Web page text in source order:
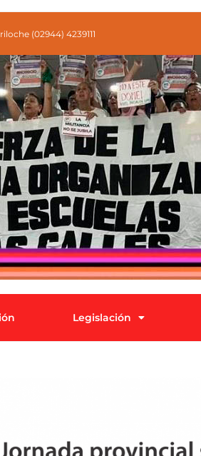
(02944) 4239111
Legislación